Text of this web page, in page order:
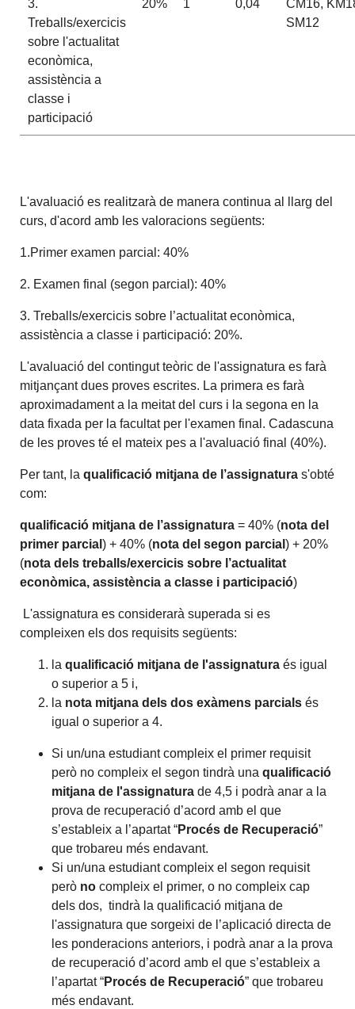
3.
Treballs/exercicis
sobre l'actualitat
econòmica,
assistència a
classe i
participació
20% 1 0,04
CM16,
SM12
L'avaluació es realitzarà de manera continua al llarg del
curs, d'acord amb les valoracions següents:
1.Primer examen parcial: 40%
2. Examen final (segon parcial): 40%
3. Treballs/exercicis sobre l’actualitat econòmica,
assistència a classe i participació: 20%.
L'avaluació del contingut teòric de l'assignatura es farà
mitjançant dues proves escrites. La primera es farà
aproximadament a la meitat del curs i la segona en la
data fixada per la facultat per l'examen final. Cadascuna
de les proves té el mateix pes a l'avaluació final (40%).
Per tant, laqualificació mitjana de l’assignatura s'obté
com:
qualificació mitjana de l’assignatura = 40% (nota del
primer parcial) + 40% (nota del segon parcial) + 20%
(nota dels treballs/exercicis sobre l’actualitat
econòmica, assistència a classe i participació)
L'assignatura es considerarà superada si es
compleixen els dos requisits següents:
laqualificació mitjana de l'assignatura és igual
o superior a 5 i,
la nota mitjana dels dos exàmens parcials és
igual o superior a 4.
Si un/una estudiant compleix el primer requisit
però no compleix el segon tindrà unaqualificació
mitjana de l'assignatura de 4,5 i podrà anar a la
prova de recuperació d’acord amb el que
s’estableix a l’apartat “Procés de Recuperació”
que trobareu més endavant.
Si un/una estudiant compleix el segon requisit
però no compleix el primer, o no compleix cap
dels dos, tindrà la qualificació mitjana de
l'assignatura que sorgeixi de l’aplicació directa de
les ponderacions anteriors, i podrà anar a la prova
de recuperació d’acord amb el que s’estableix a
l’apartat “Procés de Recuperació” que trobareu
més endavant.